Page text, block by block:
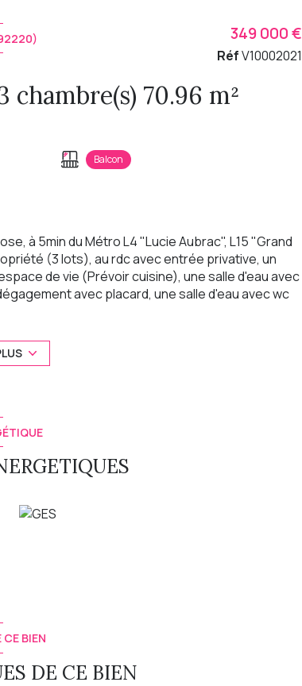
Appartement 4 pièce(s) 3 chambre(s) 70.96 m²
Balcon
349 000 €
RéfV10002021
à 5min du Métro L4 "Lucie Aubrac", L15 "Grand
(3 lots), au rdc avec entrée privative, un
de vie (Prévoir cuisine), une salle d'eau avec
avec placard, une salle d'eau avec wc
décénalle. - Pas de charges de copropriété
CE BIEN
DE CE BIEN